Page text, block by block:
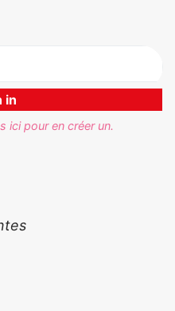
ici pour en créer un.